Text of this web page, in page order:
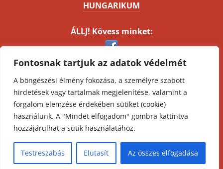
Fontosnak tartjuk az adatok védelmét
A böngészési élmény fokozása, a személyre szabott
hirdetések vagy tartalmak megjelenítése, valamint a
forgalom elemzése érdekében sütiket (cookie)
használunk. A "Mindet elfogadom" gombra kattintva
hozzájárulhat a sütik használatához.
Testreszabás Elutasít Az összes elfogadása
HUNGARIKUM
ÁLLJ! Kövess minket:
Impresszum
Oldaltérkép
Adatvédelmi nyilatkozat
Minden jog fenntartva. © 2012 - 2026